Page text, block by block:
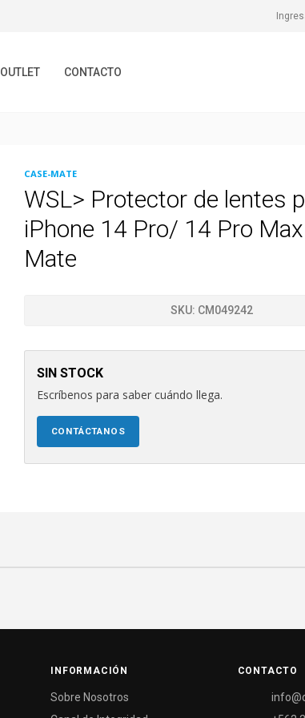
OUTLET CONTACTO
CASE-MATE
WSL> Protector de lentes
iPhone 14 Pro/ 14 Pro
Mate
SKU: CM049242
SIN STOCK
Escríbenos para saber cuándo llega.
CONTÁCTANOS
INFORMACIÓN
Sobre Nosotros
CONTACTO